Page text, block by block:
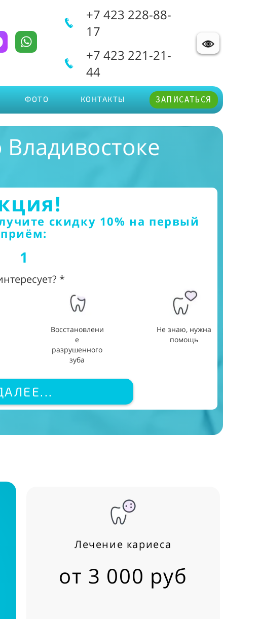
+7 423 228-88-
17
+7 423 221-21-
44
ФОТО КОНТАКТЫ ЗАПИСАТЬСЯ
скидку 10% на первый
приём:
1
*
Восстановлени
е
разрушенного
зуба
Не знаю, нужна
помощь
Лечение кариеса
от 3 000 руб